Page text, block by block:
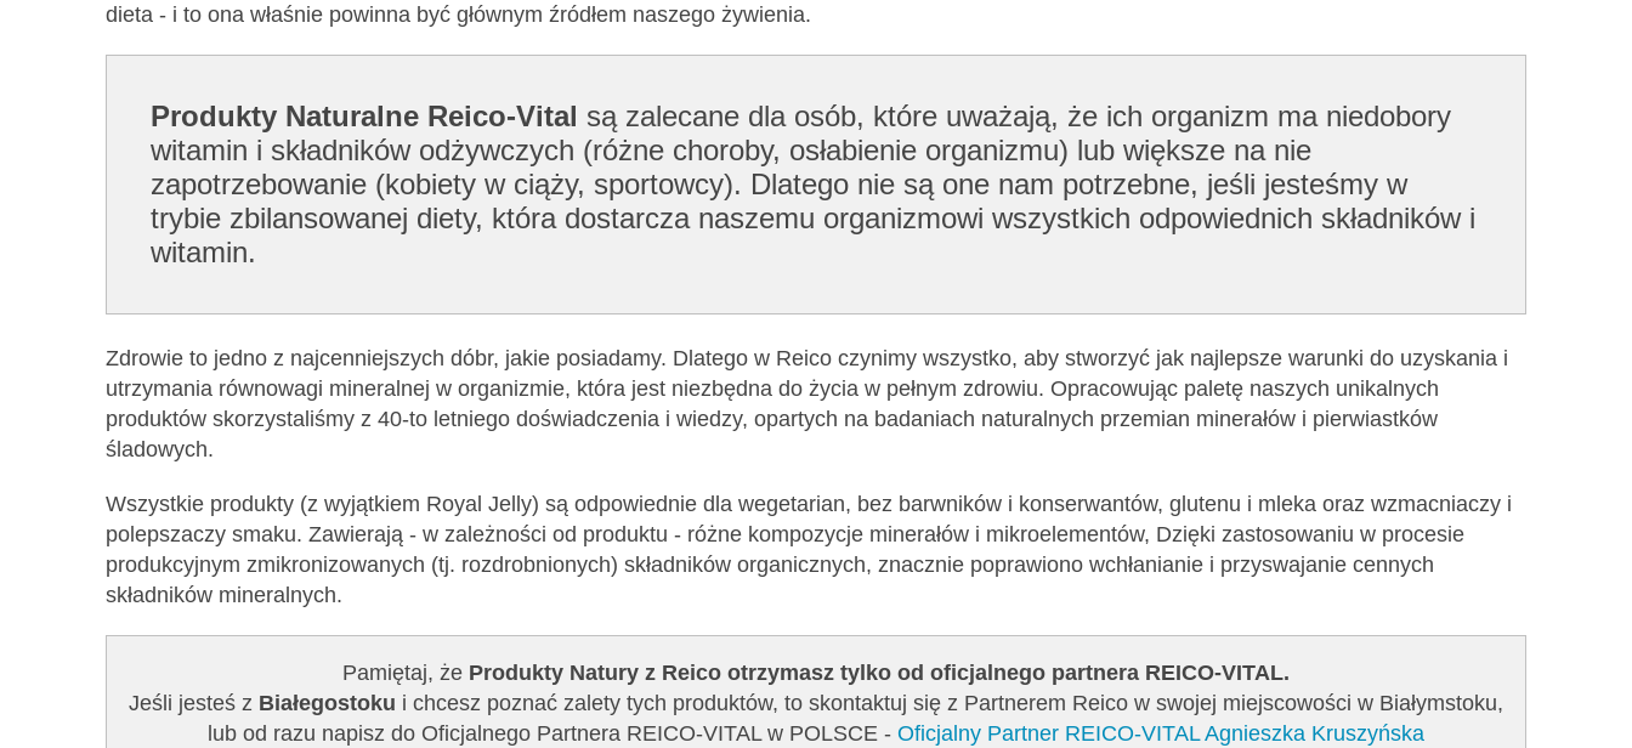
dieta - i to ona właśnie powinna być głównym źródłem naszego żywienia.
Produkty Naturalne Reico-Vital są zalecane dla osób, które uważają, że ich organizm ma niedobory
witamin i składników odżywczych (różne choroby, osłabienie organizmu) lub większe na nie
zapotrzebowanie (kobiety w ciąży, sportowcy). Dlatego nie są one nam potrzebne, jeśli jesteśmy w
trybie zbilansowanej diety, która dostarcza naszemu organizmowi wszystkich odpowiednich składników i
witamin.
Zdrowie to jedno z najcenniejszych dóbr, jakie posiadamy. Dlatego w Reico czynimy wszystko, aby stworzyć jak najlepsze warunki do uzyskania i
utrzymania równowagi mineralnej w organizmie, która jest niezbędna do życia w pełnym zdrowiu. Opracowując paletę naszych unikalnych
produktów skorzystaliśmy z 40-to letniego doświadczenia i wiedzy, opartych na badaniach naturalnych przemian minerałów i pierwiastków
śladowych.
Wszystkie produkty (z wyjątkiem Royal Jelly) są odpowiednie dla wegetarian, bez barwników i konserwantów, glutenu i mleka oraz wzmacniaczy i
polepszaczy smaku. Zawierają - w zależności od produktu - różne kompozycje minerałów i mikroelementów, Dzięki zastosowaniu w procesie
produkcyjnym zmikronizowanych (tj. rozdrobnionych) składników organicznych, znacznie poprawiono wchłanianie i przyswajanie cennych
składników mineralnych.
Pamiętaj, że Produkty Natury z Reico otrzymasz tylko od oficjalnego partnera REICO-VITAL.
Jeśli jesteś z Białegostoku i chcesz poznać zalety tych produktów, to skontaktuj się z Partnerem Reico w swojej miejscowości w Białymstoku,
lub od razu napisz do Oficjalnego Partnera REICO-VITAL w POLSCE - Oficjalny Partner REICO-VITAL Agnieszka Kruszyńska